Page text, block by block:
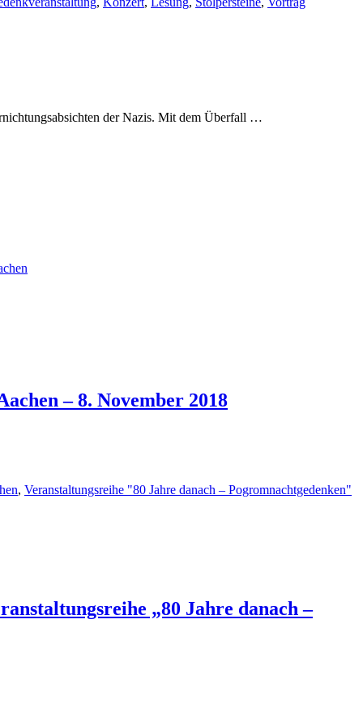
der Nazis. Mit dem Überfall …
– 8. November 2018
, Veranstaltungsreihe "80 Jahre danach – Pogromnachtgedenken"
„80 Jahre danach –